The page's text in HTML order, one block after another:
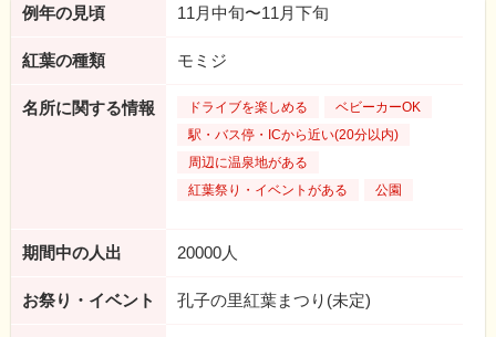
例年の見頃
11月中旬〜11月下旬
紅葉の種類 モミジ
名所に関する情報 ドライブを楽しめる
ベビーカーOK
駅・バス停・ICから近い(20分以内)
周辺に温泉地がある
紅葉祭り・イベントがある
公園
期間中の人出 20000人
お祭り・イベント 孔子の里紅葉まつり(未定)